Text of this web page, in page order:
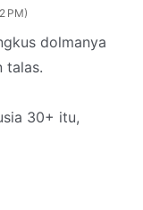
PM
dolmanya
talas.
30+ itu,